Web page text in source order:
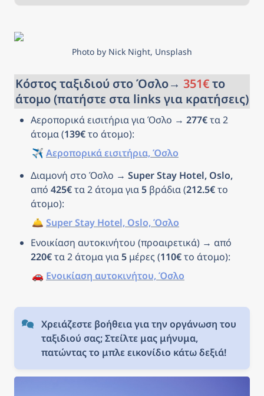
πάντα ονειρευόσασταν!
Photo by Nick Night, Unsplash
Κόστος ταξιδιού στο Όσλο→ 351€ το
άτομο (πατήστε στα links για κρατήσεις)
Αεροπορικά εισιτήρια για Όσλο → 277€ τα 2
άτομα (139€ το άτομο):
✈️ Αεροπορικά εισιτήρια, Όσλο
Διαμονή στο Όσλο →
από 425€ τα 2 άτομα για 5 βράδια (212.5€ το
άτομο):
🛎️ Super Stay Hotel, Oslo, Όσλο
220€ τα 2 άτομα για 5 μέρες (110€ το άτομο):
🚗 Ενοικίαση αυτοκινήτου, Όσλο
Χρειάζεστε βοήθεια για την οργάνωση του
ταξιδιού σας; Στείλτε μας μήνυμα,
πατώντας το μπλε εικονίδιο κάτω δεξιά!